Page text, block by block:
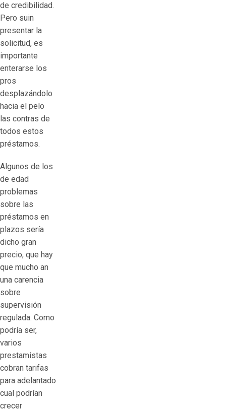
de credibilidad.
Pero suin
presentar la
solicitud, es
importante
enterarse los
pros
desplazándolo
hacia el pelo
las contras de
todos estos
préstamos.
Algunos de los
de edad
problemas
sobre las
préstamos en
plazos serí­a
dicho gran
precio, que hay
que mucho an
una carencia
sobre
supervisión
regulada. Como
podrí­a ser,
varios
prestamistas
cobran tarifas
para adelantado
cual podrían
crecer